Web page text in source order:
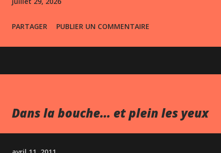
PARTAGER PUBLIER UN COMMENTAIRE
Dans la bouche... et plein les yeux